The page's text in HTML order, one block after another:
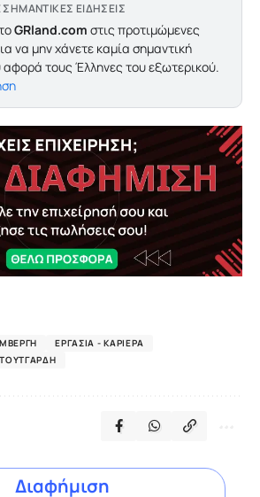
ΕΙΔΗΣΕΙΣ
GRland.com στις προτιμώμενες
να μην χάνετε καμία σημαντική
αφορά τους Έλληνες του εξωτερικού.
ΕΡΓΑΣΊΑ - ΚΑΡΙΈΡΑ
Διαφήμιση